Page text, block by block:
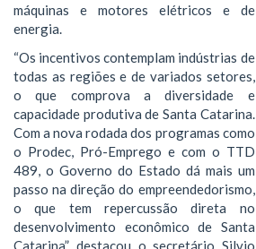
máquinas e motores elétricos e de
energia.
“Os incentivos contemplam indústrias de
todas as regiões e de variados setores,
o que comprova a diversidade e
capacidade produtiva de Santa Catarina.
Com a nova rodada dos programas como
o Prodec, Pró-Emprego e com o TTD
489, o Governo do Estado dá mais um
passo na direção do empreendedorismo,
o que tem repercussão direta no
desenvolvimento econômico de Santa
Catarina”, destacou o secretário Silvio